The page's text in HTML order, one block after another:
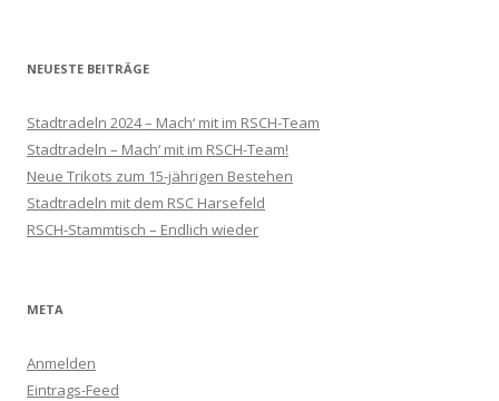
NEUESTE BEITRÄGE
Stadtradeln 2024 – Mach‘ mit im RSCH-Team
Stadtradeln – Mach‘ mit im RSCH-Team!
Neue Trikots zum 15-jährigen Bestehen
Stadtradeln mit dem RSC Harsefeld
RSCH-Stammtisch – Endlich wieder
META
Anmelden
Eintrags-Feed